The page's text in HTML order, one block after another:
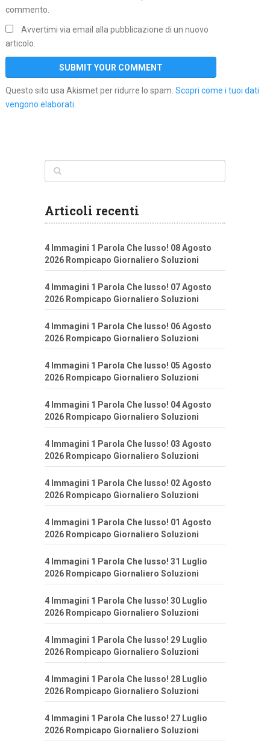
commento.
Avvertimi via email alla pubblicazione di un nuovo
articolo.
Questo sito usa Akismet per ridurre lo spam. Scopri come i tuoi dati
vengono elaborati.
Articoli recenti
4 Immagini 1 Parola Che lusso! 08 Agosto
2026 Rompicapo Giornaliero Soluzioni
4 Immagini 1 Parola Che lusso! 07 Agosto
2026 Rompicapo Giornaliero Soluzioni
4 Immagini 1 Parola Che lusso! 06 Agosto
2026 Rompicapo Giornaliero Soluzioni
4 Immagini 1 Parola Che lusso! 05 Agosto
2026 Rompicapo Giornaliero Soluzioni
4 Immagini 1 Parola Che lusso! 04 Agosto
2026 Rompicapo Giornaliero Soluzioni
4 Immagini 1 Parola Che lusso! 03 Agosto
2026 Rompicapo Giornaliero Soluzioni
4 Immagini 1 Parola Che lusso! 02 Agosto
2026 Rompicapo Giornaliero Soluzioni
4 Immagini 1 Parola Che lusso! 01 Agosto
2026 Rompicapo Giornaliero Soluzioni
4 Immagini 1 Parola Che lusso! 31 Luglio
2026 Rompicapo Giornaliero Soluzioni
4 Immagini 1 Parola Che lusso! 30 Luglio
2026 Rompicapo Giornaliero Soluzioni
4 Immagini 1 Parola Che lusso! 29 Luglio
2026 Rompicapo Giornaliero Soluzioni
4 Immagini 1 Parola Che lusso! 28 Luglio
2026 Rompicapo Giornaliero Soluzioni
4 Immagini 1 Parola Che lusso! 27 Luglio
2026 Rompicapo Giornaliero Soluzioni